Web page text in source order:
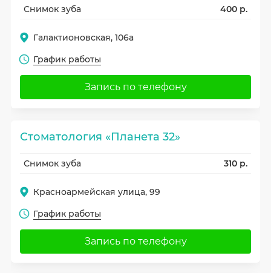
Снимок зуба 400 р.
Галактионовская, 106а
График работы
Запись по телефону
Стоматология «Планета 32»
Снимок зуба 310 р.
Красноармейская улица, 99
График работы
Запись по телефону